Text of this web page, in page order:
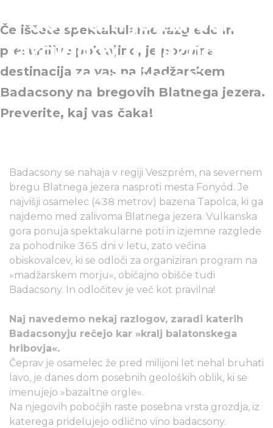
dom dih jemajočih
razgledov in raznolikih
zanimivosti
Če iščete spektakularne razglede in
presunljivo pokrajino, je popolna
destinacija za vas na Madžarskem
Badacsony na bregovih Blatnega jezera.
Preverite, kaj vas čaka!
Badacsony se nahaja v regiji Veszprém, na severnem
bregu Blatnega jezera nasproti mesta Fonyód. Je
najvišji osamelec (438 metrov) bazena Tapolca, ki ga
najdemo med zalivoma Blatnega jezera. Vulkanska
gora ponuja spektakularne poti in izjemne razglede
za pohodnike 365 dni v letu, zato večina
obiskovalcev, ki se odloči za organiziran program na
»madžarskem morju«, običajno obišče tudi
Badacsony. In odločitev je več kot pravilna!
Naj navedemo nekaj razlogov, zaradi katerih
Badacsonyju rečejo kar »kralj balatonskega
hribovja«.
Čeprav je osamelec že pred milijoni let nehal bruhati
lavo, je danes dom posebnih geoloških oblik, ki se
imenujejo »bazaltne orgle«.
Na njegovih pobočjih raste posebna vrsta grozdja, iz
katerega pridelujejo odlično vino badacsony.